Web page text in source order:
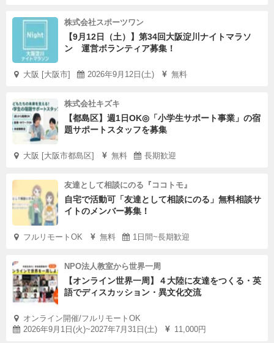
・各種ミーティング等への参加、議事録の作成
・活動記録や学びの共有など、内外への発信サポート
③【チームの一員としての関わり】
・チーム内での役割やメンバーとの連携／コミュニケーシ
ョン
④【自分の問いと成長に向き合う】
・外側だけでなく、内側の変化にも気づき、言葉にする
※「すごいすと」期間終了後も、希望者は長期インターン
働き方や関わり方も含め、お気軽にご相談ください。
応募方法
本ページから必要事項を記入の上、お申し込みください。
志望動機の内容やオンライン面談を通しての選考となりま
株式会社スポーツワン
【9月12日（土）】第34回大阪淀川ナイトマラソ
ン 運営ボランティア募集！
大阪 [大阪市] 2026年9月12日(土) 無料
株式会社キズキ
【都島区】週1日OK◎「小学生サポート事業」の宿
題サポートスタッフを募集
大阪 [大阪市都島区] 無料 長期歓迎
友達として相談にのる『ココトモ』
自宅で活動可「友達として相談にのる」無料相談サ
イトのメンバー募集！
フルリモートOK 無料 1日間~長期歓迎
NPO法人教室から世界一周
【オンライン世界一周】４大陸に友達をつくる・英
語でディスカッション・異文化交流
オンライン開催/フルリモートOK
2026年9月1日(火)~2027年7月31日(土)
11,000円